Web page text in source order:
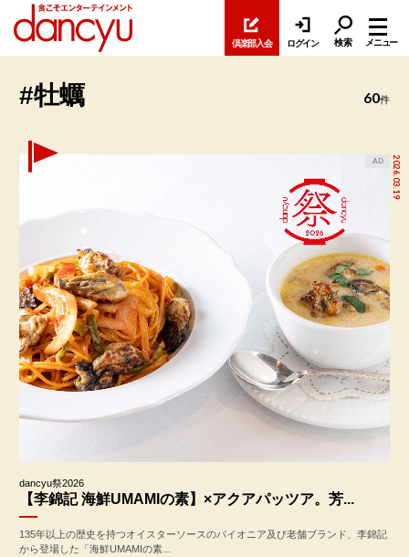
倶楽部入会 ログイン 検索 メニュー
#牡蠣 60件
2026.03.19
dancyu祭2026
【李錦記 海鮮UMAMIの素】×アクアパッツア。芳...
135年以上の歴史を持つオイスターソースのパイオニア及び老舗ブランド、李錦記
から登場した「海鮮UMAMIの素...
AD